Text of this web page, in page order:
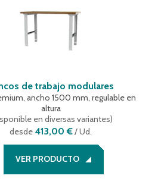
de trabajo modulares
ancho 1500 mm, regulable en
altura
en diversas variantes)
desde413,00 €/ Ud.
VER PRODUCTO